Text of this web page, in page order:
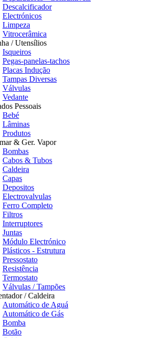
Descalcificador
Electrónicos
Limpeza
Vitrocerâmica
/ Utensílios
Isqueiros
Pegas-panelas-tachos
Placas Indução
Tampas Diversas
Válvulas
Vedante
Pessoais
Bebé
Lâminas
Produtos
& Ger. Vapor
Bombas
Cabos & Tubos
Caldeira
Capas
Depositos
Electrovalvulas
Ferro Completo
Filtros
Interruptores
Juntas
Módulo Electrónico
Plásticos - Estrutura
Pressostato
Resistência
Termostato
Válvulas / Tampões
/ Caldeira
Automático de Aguá
Automático de Gás
Bomba
Botão